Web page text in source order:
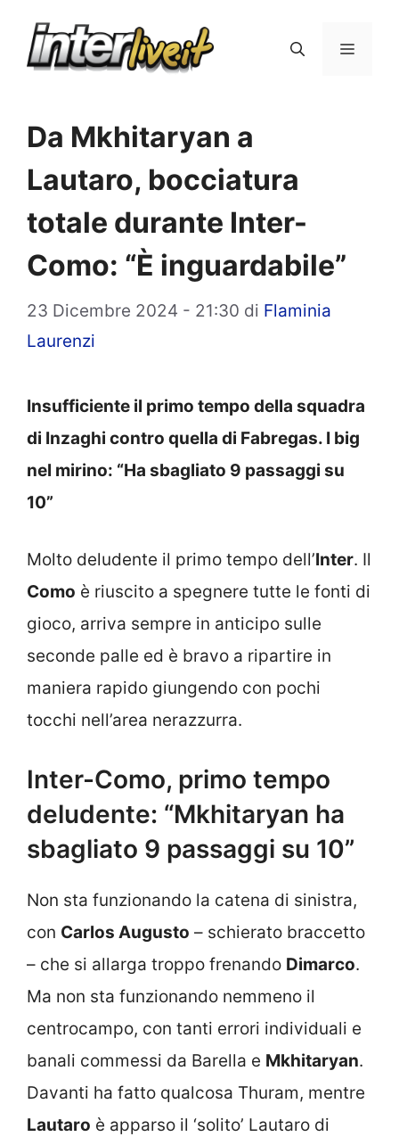
Menu
Da Mkhitaryan a
Lautaro, bocciatura
totale durante Inter-
Como: “È inguardabile”
23 Dicembre 2024 - 21:30 di Flaminia
Laurenzi
Insufficiente il primo tempo della squadra
di Inzaghi contro quella di Fabregas. I big
nel mirino: “Ha sbagliato 9 passaggi su
10”
Molto deludente il primo tempo dell’Inter. Il
Como è riuscito a spegnere tutte le fonti di
gioco, arriva sempre in anticipo sulle
seconde palle ed è bravo a ripartire in
maniera rapido giungendo con pochi
tocchi nell’area nerazzurra.
Inter-Como, primo tempo
deludente: “Mkhitaryan ha
sbagliato 9 passaggi su 10”
Non sta funzionando la catena di sinistra,
con Carlos Augusto – schierato braccetto
– che si allarga troppo frenando Dimarco.
Ma non sta funzionando nemmeno il
centrocampo, con tanti errori individuali e
banali commessi da Barella e Mkhitaryan.
Davanti ha fatto qualcosa Thuram, mentre
Lautaro è apparso il ‘solito’ Lautaro di